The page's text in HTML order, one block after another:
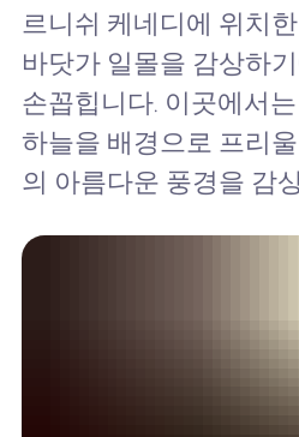
르니쉬 케네디에 위치
바닷가 일몰을 감상하
손꼽힙니다. 이곳에서
하늘을 배경으로 프리
의 아름다운 풍경을 감